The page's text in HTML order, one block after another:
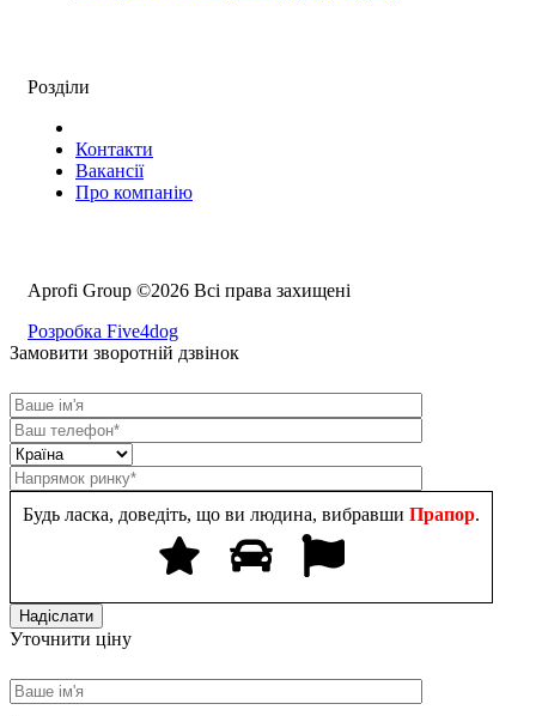
Розділи
Контакти
Вакансії
Про компанію
Aprofi Group ©2026 Всі права захищені
Розробка Five4dog
Замовити зворотній дзвінок
Будь ласка, доведіть, що ви людина, вибравши Прапор.
Уточнити ціну